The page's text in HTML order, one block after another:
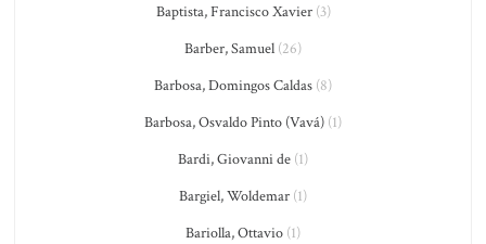
Baptista, Francisco Xavier(3)
Barber, Samuel (26)
Barbosa, Domingos Caldas (8)
Barbosa, Osvaldo Pinto (Vavá) (1)
Bardi, Giovanni de (1)
Bargiel, Woldemar (1)
Bariolla, Ottavio (1)